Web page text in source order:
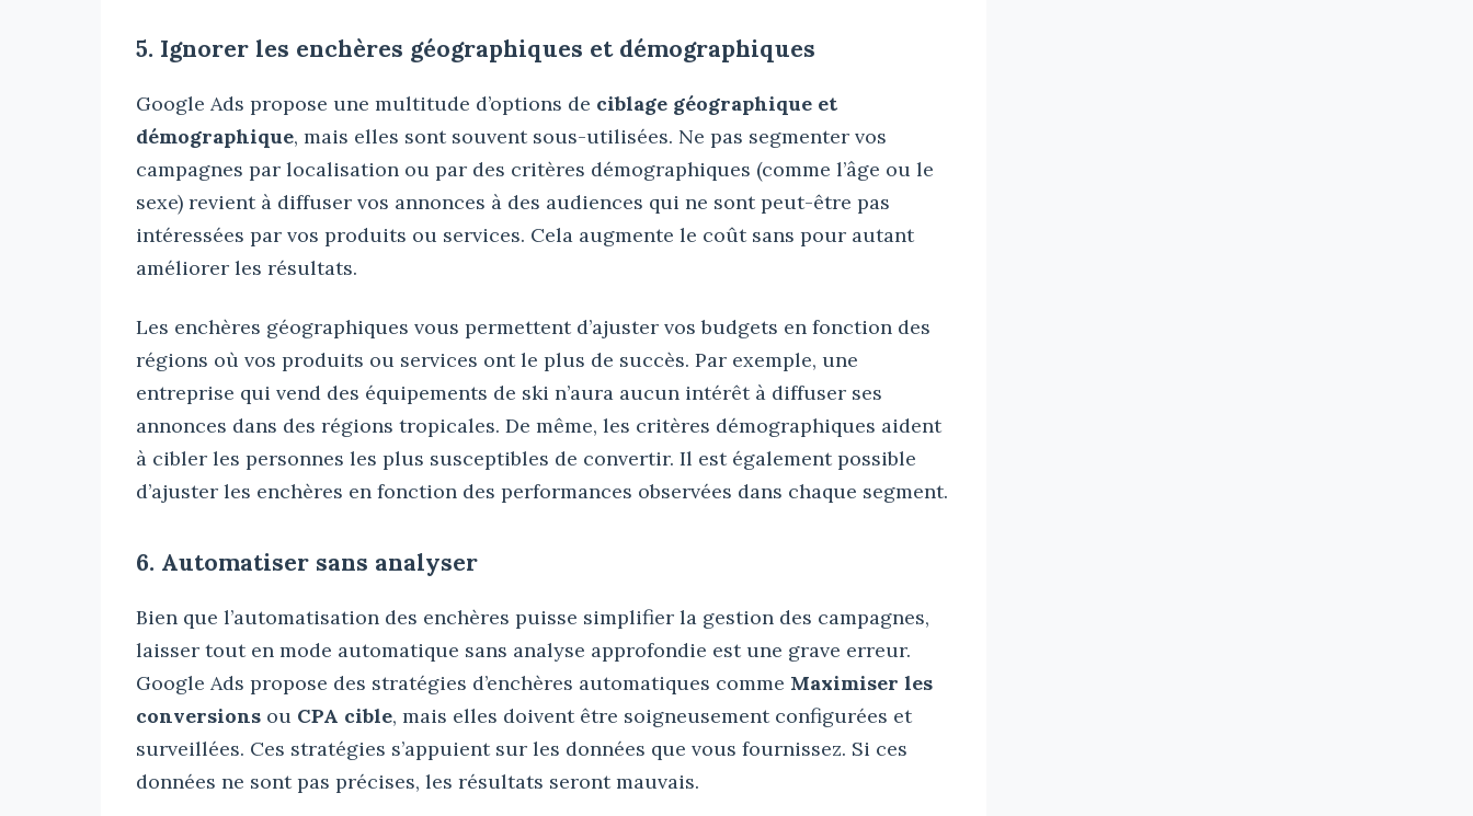
5. Ignorer les enchères géographiques et démographiques
Google Ads propose une multitude d’options de ciblage géographique et
démographique, mais elles sont souvent sous-utilisées. Ne pas segmenter vos
campagnes par localisation ou par des critères démographiques (comme l’âge ou le
sexe) revient à diffuser vos annonces à des audiences qui ne sont peut-être pas
intéressées par vos produits ou services. Cela augmente le coût sans pour autant
améliorer les résultats.
Les enchères géographiques vous permettent d’ajuster vos budgets en fonction des
régions où vos produits ou services ont le plus de succès. Par exemple, une
entreprise qui vend des équipements de ski n’aura aucun intérêt à diffuser ses
annonces dans des régions tropicales. De même, les critères démographiques aident
à cibler les personnes les plus susceptibles de convertir. Il est également possible
d’ajuster les enchères en fonction des performances observées dans chaque segment.
6. Automatiser sans analyser
Bien que l’automatisation des enchères puisse simplifier la gestion des campagnes,
laisser tout en mode automatique sans analyse approfondie est une grave erreur.
Google Ads propose des stratégies d’enchères automatiques comme Maximiser les
conversions ou CPA cible, mais elles doivent être soigneusement configurées et
surveillées. Ces stratégies s’appuient sur les données que vous fournissez. Si ces
données ne sont pas précises, les résultats seront mauvais.